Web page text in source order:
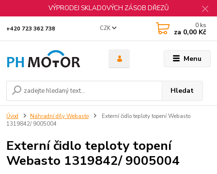
VÝPRODEJ SKLADOVÝCH ZÁSOB DŘEZŮ
Menu
CZK
Hledat
+420 723 362 738 0 ks
za 0,00 Kč
Úvod Náhradní díly Webasto
Externí čidlo teploty topení Webasto
1319842/ 9005004
Externí čidlo teploty topení
Webasto 1319842/ 9005004